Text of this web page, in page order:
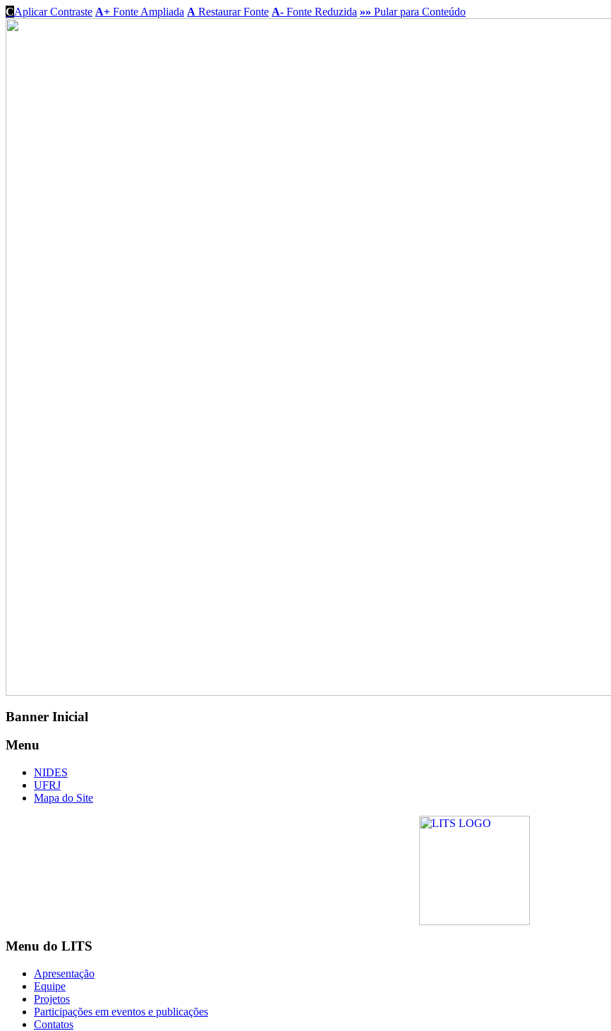
CAplicar Contraste A+ Fonte Ampliada A Restaurar Fonte A- Fonte Reduzida »» Pular para Conteúdo
Banner Inicial
Menu
NIDES
UFRJ
Mapa do Site
Menu do LITS
Apresentação
Equipe
Projetos
Participações em eventos e publicações
Contatos